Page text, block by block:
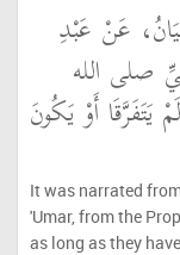
عَنْ عَبْدِ
صلى الله
يَتَفَرَّقَا أَوْ يَكُونَ
It was narrated
'Umar, from the
as long as they